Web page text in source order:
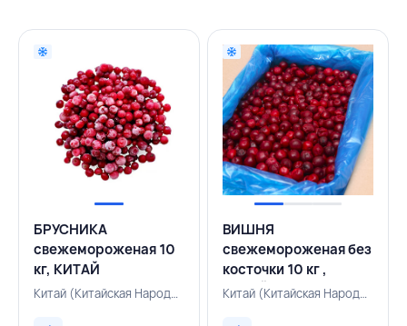
БРУСНИКА
свежемороженая 10
кг, КИТАЙ
Китай (Китайская Народная Республика), 500003118
ВИШНЯ
свежемороженая без
косточки 10 кг ,
КИТАЙ
Китай (Китайская Народная Республика), 143000823